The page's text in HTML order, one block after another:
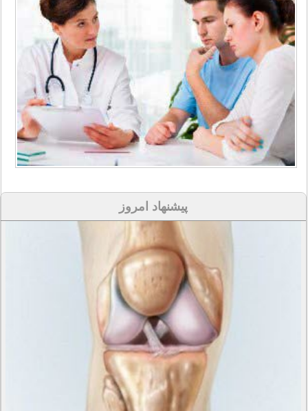
پیشنهاد امروز